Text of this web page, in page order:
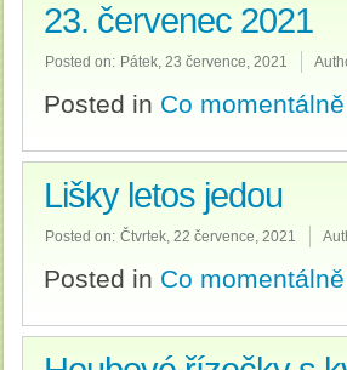
23. červenec 2021
Posted on: Pátek, 23 července, 2021
Posted in Co
Lišky letos jedou
Posted on: Čtvrtek, 22 července, 2021
Posted in Co